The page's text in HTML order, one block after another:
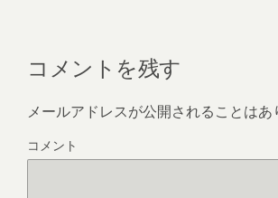
コメントを残す
メールアドレスが公開されることはあ
コメント